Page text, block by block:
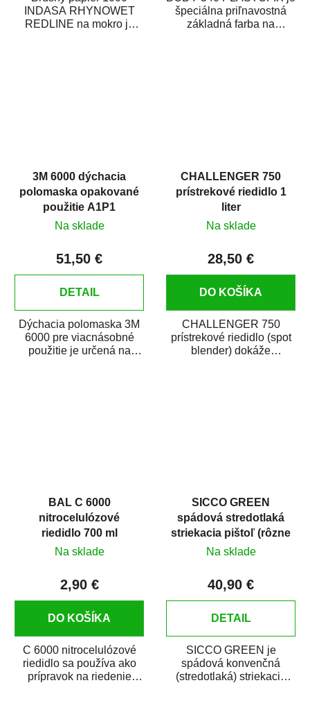
INDASA RHYNOWET
REDLINE na mokro je
špeciálna priľnavostná
základná farba na
3M 6000 dýchacia
polomaska opakované
použitie A1P1
Na sklade
51,50 €
DETAIL
Dýchacia polomaska 3M
6000 pre viacnásobné
použitie je určená na
CHALLENGER 750
prístrekové riedidlo 1
liter
Na sklade
28,50 €
DO KOŠÍKA
CHALLENGER 750
prístrekové riedidlo (spot
blender) dokáže
BAL C 6000
nitrocelulózové
riedidlo 700 ml
Na sklade
2,90 €
DO KOŠÍKA
C 6000 nitrocelulózové
riedidlo sa používa ako
prípravok na riedenie
SICCO GREEN
spádová stredotlaká
striekacia pištoľ (rôzne
trysky)
Na sklade
40,90 €
DETAIL
SICCO GREEN je
spádová konvenčná
(stredotlaká) striekacia